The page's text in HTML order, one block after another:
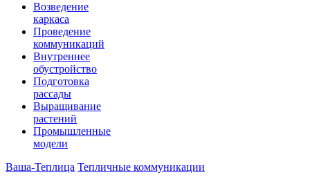
Возведение
каркаса
Проведение
коммуникаций
Внутреннее
обустройство
Подготовка
рассады
Выращивание
растений
Промышленные
модели
Ваша-Теплица Тепличные коммуникации